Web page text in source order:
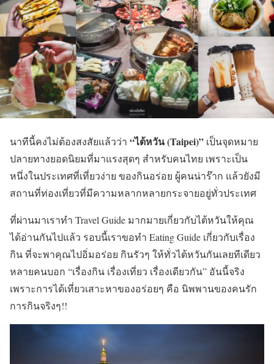
นาทีนี้คงไม่ต้องสงสัยแล้วว่า “ไต้หวัน (Taipei)” เป็นจุดหมาย
ปลายทางยอดนิยมที่มาแรงสุดๆ สำหรับคนไทย เพราะเป็น
หนึ่งในประเทศที่เที่ยวง่าย ของกินอร่อย ผู้คนน่าร๊าก แล้วยังมี
สถานที่ท่องเที่ยวที่มีความหลากหลายกระจายอยู่ทั่วประเทศ
ที่ผ่านมาเราทำ Travel Guide มากมายเกี่ยวกับไต้หวันให้คุณ
ได้อ่านกันไปแล้ว รอบนี้เราขอทำ Eating Guide เกี่ยวกับเรื่อง
กิน ที่จะพาคุณไปอิ่มอร่อย กินรัวๆ ให้ทั่วไต้หวันกันเลยทีเดียว
หลายคนบอก “เรื่องกิน เรื่องเที่ยว เรื่องเดียวกัน” อันนี้จริง
เพราะการได้เที่ยวเสาะหาของอร่อยๆ คือ นิพพานของคนรัก
การกินจริงๆ!!